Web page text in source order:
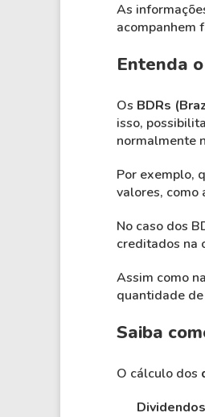
As
acompanhem
Entenda
Os BDRs
isso,
normalmente
Por exemplo,
valores, como
No caso dos
creditados na
Assim como
quantidade
Saiba
O cálculo dos